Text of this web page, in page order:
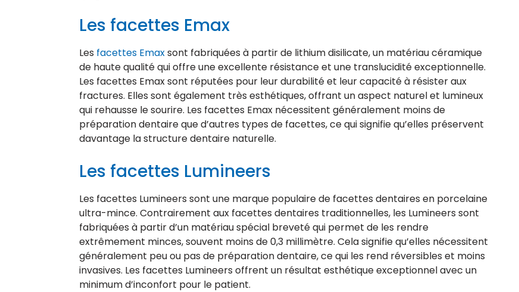
Les facettes Emax
Les facettes Emaxsont fabriquées à partir de lithium disilicate, un matériau céramique
de haute qualité qui offre une excellente résistance et une translucidité exceptionnelle.
Les facettes Emax sont réputées pour leur durabilité et leur capacité à résister aux
fractures. Elles sont également très esthétiques, offrant un aspect naturel et lumineux
qui rehausse le sourire. Les facettes Emax nécessitent généralement moins de
préparation dentaire que d’autres types de facettes, ce qui signifie qu’elles préservent
davantage la structure dentaire naturelle.
Les facettes Lumineers
Les facettes Lumineers sont une marque populaire de facettes dentaires en porcelaine
ultra-mince. Contrairement aux facettes dentaires traditionnelles, les Lumineers sont
fabriquées à partir d’un matériau spécial breveté qui permet de les rendre
extrêmement minces, souvent moins de 0,3 millimètre. Cela signifie qu’elles nécessitent
généralement peu ou pas de préparation dentaire, ce qui les rend réversibles et moins
invasives. Les facettes Lumineers offrent un résultat esthétique exceptionnel avec un
minimum d’inconfort pour le patient.